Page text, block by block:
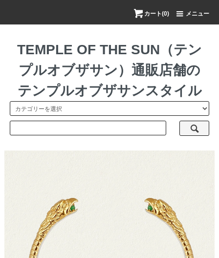
カート(0) メニュー
TEMPLE OF THE SUN（テン
プルオブザサン）通販店舗の
テンプルオブザサンスタイル